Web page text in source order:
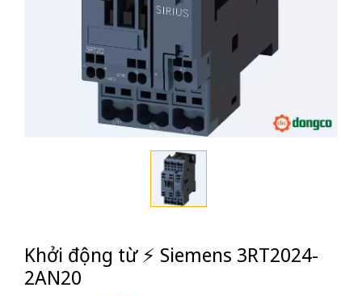
Khởi động từ ⚡️ Siemens 3RT2024-
2AN20